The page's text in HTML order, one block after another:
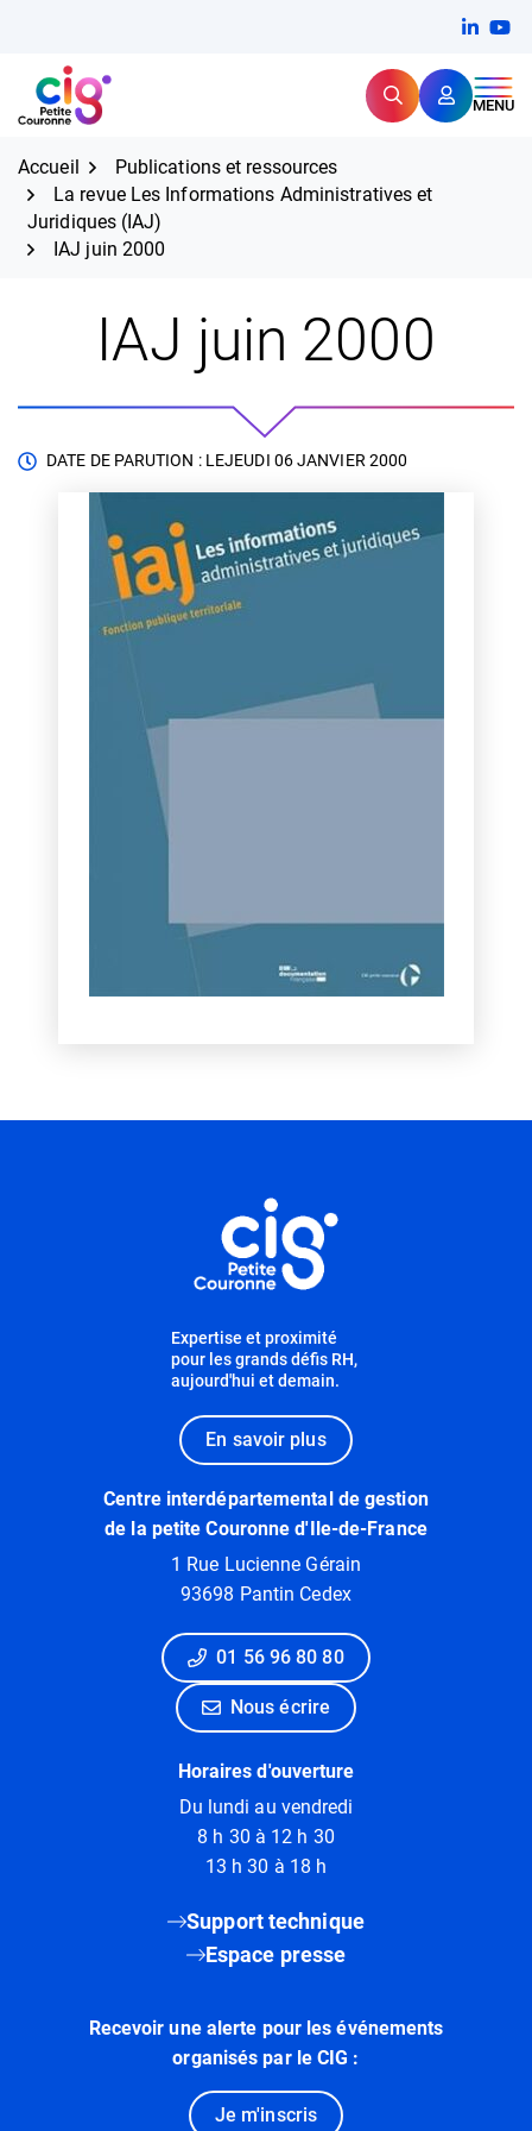
contenu
CIG Petite Couronne RechercherMENU
Expertise et proximité pour
Accueil
Publications et ressources
La revue Les Informations Administratives et
Juridiques (IAJ)
IAJ juin 2000
IAJ juin 2000
DATE DE PARUTION : LEJEUDI 06 JANVIER 2000
Expertise et proximité
pour les grands défis RH,
aujourd'hui et demain.
En savoir plus
Centre interdépartemental de gestion
de la petite Couronne d'Ile-de-France
1 Rue Lucienne Gérain
93698 Pantin Cedex
01 56 96 80 80
Nous écrire
Horaires d'ouverture
Du lundi au vendredi
8 h 30 à 12 h 30
13 h 30 à 18 h
Support technique
Espace presse
Recevoir une alerte pour les événements
organisés par le CIG :
Je m'inscris